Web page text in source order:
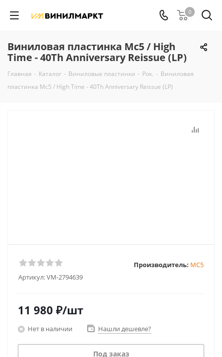
0
Виниловая пластинка Mc5 / High
Time - 40Th Anniversary Reissue (LP)
Главная - Каталог - Виниловые пластинки - Рок. - Виниловая
пластинка Mc5 / High Time - 40Th Anniversary Reissue (LP)
Артикул:VM-2794639
Производитель: MC5
11 980 ₽/шт
Нет в наличии Нашли дешевле?
Под заказ